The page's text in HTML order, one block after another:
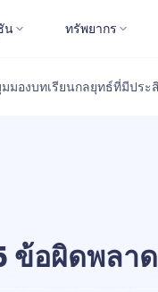
น ทรัพยากร
มองบทเรียนกลยุทธ์ที่มีประ
ข้อผิดพลาด